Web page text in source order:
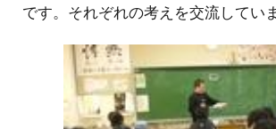
です。それぞれの考えを交流してい